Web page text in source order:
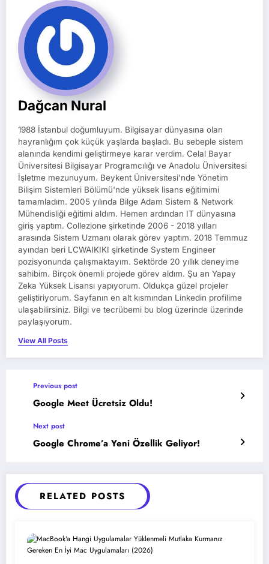
Dağcan Nural
1988 İstanbul doğumluyum. Bilgisayar dünyasına olan
hayranlığım çok küçük yaşlarda başladı. Bu sebeple sistem
alanında kendimi geliştirmeye karar verdim. Celal Bayar
Üniversitesi Bilgisayar Programcılığı ve Anadolu Üniversitesi
İşletme mezunuyum. Beykent Üniversitesi'nde Yönetim
Bilişim Sistemleri Bölümü'nde yüksek lisans eğitimimi
tamamladım. 2005 yılında Bilge Adam Sistem & Network
Mühendisliği eğitimi aldım. Hemen ardından IT dünyasına
giriş yaptım. Collezione şirketinde 2006 - 2018 yılları
arasında Sistem Uzmanı olarak görev yaptım. 2018 Temmuz
ayından beri LCWAIKIKI şirketinde System Engineer
pozisyonunda çalışmaktayım. Sektörde 20 yıllık deneyime
sahibim. Birçok önemli projede görev aldım. Şu an Yapay
Zeka Yüksek Lisansı yapıyorum. Oldukça güzel projeler
geliştiriyorum. Sayfanın en alt kısmından Linkedin profilime
ulaşabilirsiniz. Bilgi ve tecrübemi bu blog üzerinde üzerinde
paylaşıyorum.
View All Posts
Previous post
Google Meet Ücretsiz Oldu!
Next post
Google Chrome’a Yeni Özellik Geliyor!
RELATED POSTS